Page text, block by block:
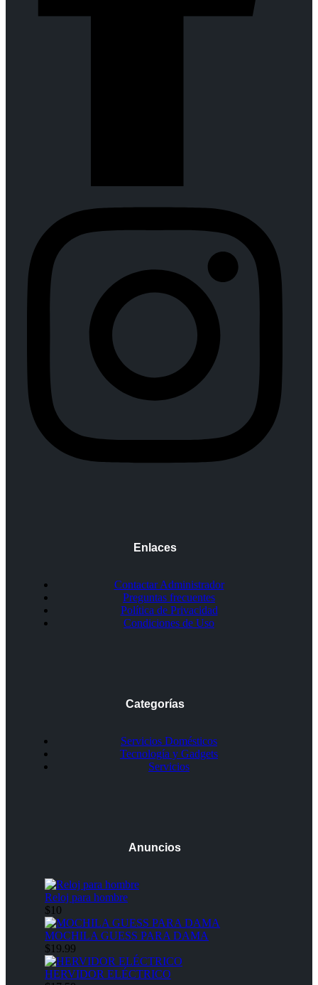
Enlaces
Contactar Administrador
Preguntas frecuentes
Política de Privacidad
Condiciones de Uso
Categorías
Servicios Domésticos
Tecnología y Gadgets
Servicios
Anuncios
Reloj para hombre
$10
MOCHILA GUESS PARA DAMA
$19.99
HERVIDOR ELÉCTRICO